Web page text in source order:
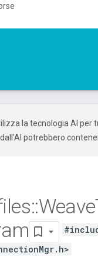
la tecnologia AI per
potrebbero
::Weave